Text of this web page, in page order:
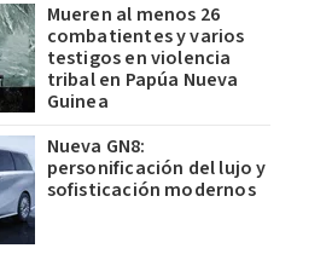
Mueren al menos 26
combatientes y varios
testigos en violencia
tribal en Papúa Nueva
Guinea
Nueva GN8:
personificación del lujo y
sofisticación modernos